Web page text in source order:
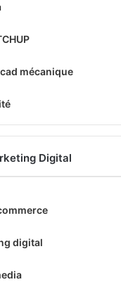
mécanique
Digital
digital